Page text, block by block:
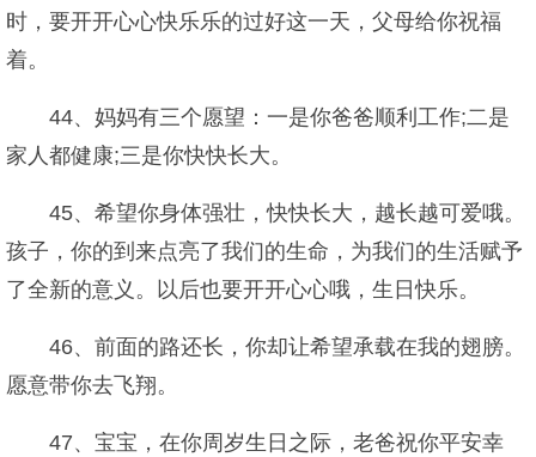
时，要开开心心快乐乐的过好这一天，父母给你祝福
着。
44、妈妈有三个愿望：一是你爸爸顺利工作;二是
家人都健康;三是你快快长大。
45、希望你身体强壮，快快长大，越长越可爱哦。
孩子，你的到来点亮了我们的生命，为我们的生活赋予
了全新的意义。以后也要开开心心哦，生日快乐。
46、前面的路还长，你却让希望承载在我的翅膀。
愿意带你去飞翔。
47、宝宝，在你周岁生日之际，老爸祝你平安幸